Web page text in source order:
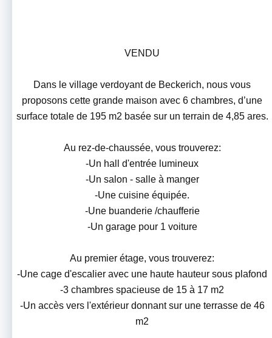
VENDU
Dans le village verdoyant de Beckerich, nous vous
proposons cette grande maison avec 6 chambres, d’une
surface totale de 195 m2 basée sur un terrain de 4,85 ares.
Au rez-de-chaussée, vous trouverez:
-Un hall d'entrée lumineux
-Un salon - salle à manger
-Une cuisine équipée.
-Une buanderie /chaufferie
-Un garage pour 1 voiture
Au premier étage, vous trouverez:
-Une cage d'escalier avec une haute hauteur sous plafond
-3 chambres spacieuse de 15 à 17 m2
-Un accès vers l'extérieur donnant sur une terrasse de 46
m2